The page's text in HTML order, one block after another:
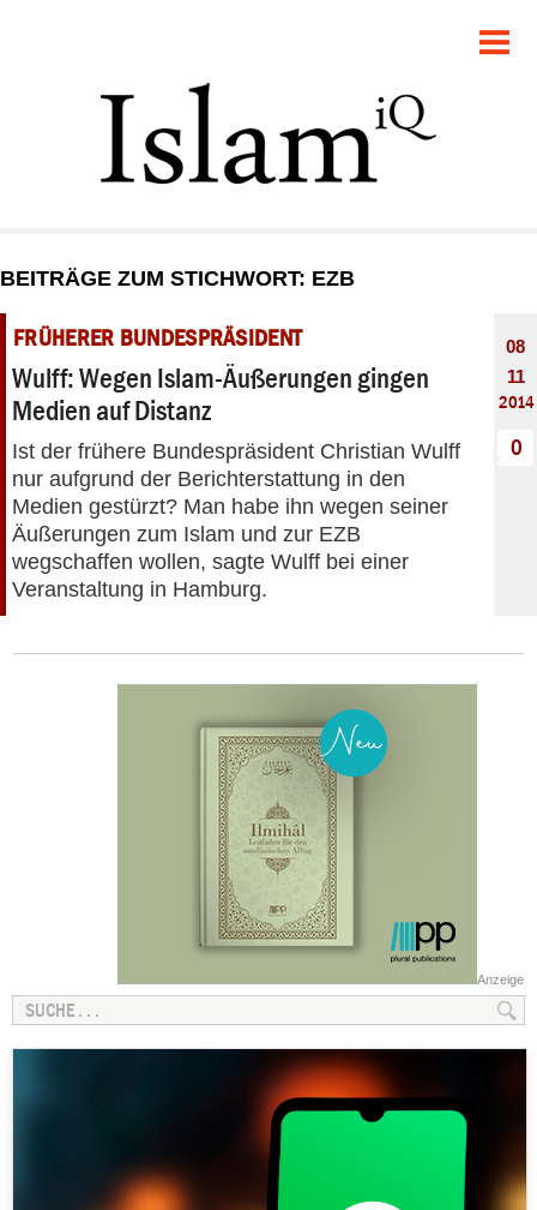
GESELLSCHAFT
STARTSEITE
DEBATTE
PANORAMA
BEITRÄGE ZUM STICHWORT: EZB
FRÜHERER BUNDESPRÄSIDENT
Wulff: Wegen Islam-Äußerungen gingen
Medien auf Distanz
Ist der frühere Bundespräsident Christian Wulff
nur aufgrund der Berichterstattung in den
Medien gestürzt? Man habe ihn wegen seiner
Äußerungen zum Islam und zur EZB
wegschaffen wollen, sagte Wulff bei einer
Veranstaltung in Hamburg.
08
11
2014
0
Anzeige